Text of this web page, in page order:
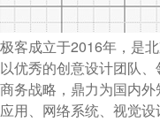
极客成立于2016年，是
以优秀的创意设计团队
商务战略，鼎力为国内
应用、网络系统、视觉设